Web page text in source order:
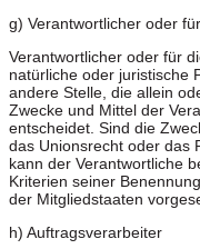
g) Verantwortlicher oder
Verantwortlicher oder für
natürliche oder juristische
andere Stelle, die allein
Zwecke und Mittel der
entscheidet. Sind die
das Unionsrecht oder das
kann der Verantwortliche
Kriterien seiner
der Mitgliedstaaten
h) Auftragsverarbeiter